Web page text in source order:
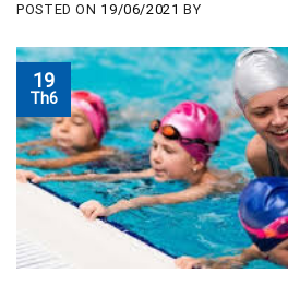
POSTED ON 19/06/2021 BY
19
Th6